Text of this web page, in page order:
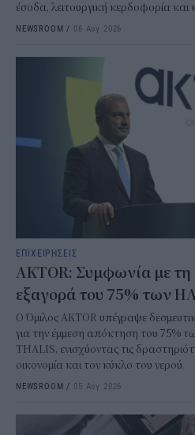
έσοδα, λειτουργική κερδοφορία
NEWSROOM / 06 Αυγ 2026
ΕΠΙΧΕΙΡΗΣΕΙΣ
AKTOR: Συμφωνία με
εξαγορά του 75% των
Ο Όμιλος AKTOR υπέγραψε
για την έμμεση απόκτηση του 75%
THALIS, ενισχύοντας τις
οικονομία και τον κύκλο του νερού.
NEWSROOM / 05 Αυγ 2026